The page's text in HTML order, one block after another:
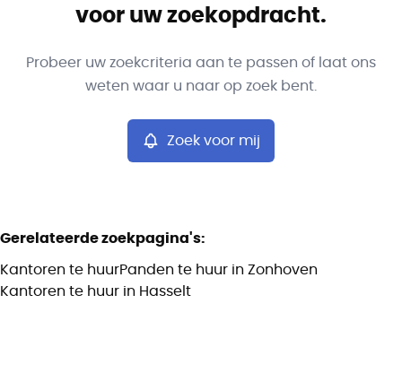
Kantoren
Remove
Max. budget
Kaartweergave
Zoek voor mij Sorteer op
voor uw zoekopdracht.
Probeer uw zoekcriteria aan te passen of laat ons
weten waar u naar op zoek bent.
Zoek voor mij
Gerelateerde zoekpagina's:
Kantoren te huurPanden te huur in Zonhoven
Kantoren te huur in Hasselt